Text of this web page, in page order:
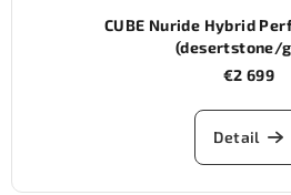
CUBE Nuride Hybrid
(desertstone/
€2 699
Detail